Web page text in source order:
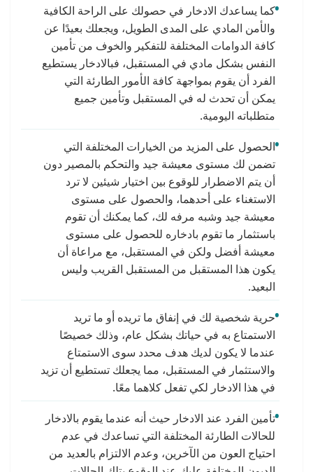
كما يساعدك الادخار في حصولك على الراحة الكافية
والأمن المادي على المدى الطويل، ويجعلك بعيدًا عن
كافة الدوامات المختلفة للتفكير والخوف من تأمين
النفس بشكل مادي في المستقبل، فبالادخار يستطيع
الفرد أن يقوم بمواجهة كافة الأمور الطارئة التي
يمكن أن تحدث له في المستقبل وتأمين جميع
متطلباته اليومية.
الحصول على المزيد من الخيارات المختلفة التي
تضمن لك مستوى معيشة جيد والتحكم بالمصير دون
أن يتم الاضطرار للوقوع بين اختيار شيئين لا ترد
الاستغناء على أحدهما، والحصول على مستوى
معيشة جيد وشبه مرفه لك، كما يمكنك أن تقوم
باستثمار ما تقوم بادخاره للحصول على مستوى
معيشة أفضل ولكن في المستقبل، مع مراعاة أن
يكون هذا المستقبل من المستقبل القريب وليس
البعيد.
حرية شخصية لك في إنفاق ما تريده أو ما تريد
الاستمتاع به في حياتك بشكل عام، وذلك خصيصًا
عندما لا يكون لديك هدف محدد سوى الاستمتاع
والاستثمار في المستقبل، مما يجعلك تستطيع أن تزيد
في هذا الادخار لكي تفعل كلاهما معًا.
تأمين الفرد عند الادخار حيث أنه عندما يقوم بالادخار
للحالات الطارئة المختلفة التي تساعدك في عدم
احتياج العون من الآخرين، وعدم الالتزام بالعديد من